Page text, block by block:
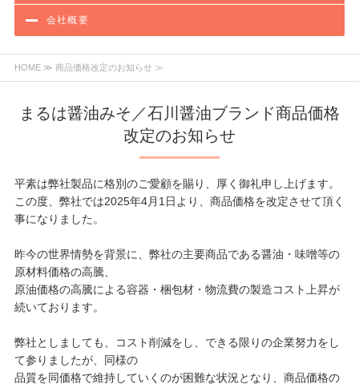
会社概要
HOME≫ 商品価格改定のお知らせ ≫
まるは醤油みそ／石川醤油ブランド商品価格
改定のお知らせ
平素は弊社製品に格別のご愛顧を賜り、厚く御礼申し上げます。
この度、弊社では2025年4月1日より、商品価格を改定させて頂く
事になりました。
昨今の世界情勢を背景に、弊社の主要商品である醤油・味噌等の
原材料価格の高騰、
原油価格の高騰による容器・梱包材・物流費の製造コスト上昇が
続いております。
弊社としましても、コスト削減をし、できる限りの企業努力をし
て参りましたが、同様の
品質を同価格で維持していくのが困難な状況となり、商品価格の